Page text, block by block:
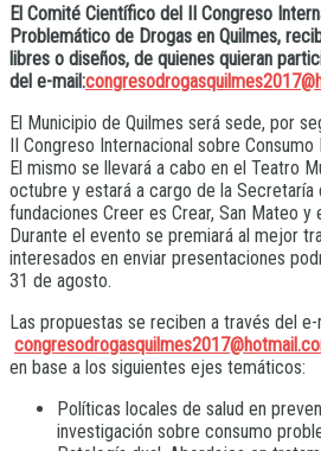
El Comité Científico del II Congreso
Problemático de Drogas en Quilmes,
libres o diseños, de quienes quieran
del e-mail:
El Municipio de Quilmes será sede, por
II Congreso Internacional sobre
El mismo se llevará a cabo en el Teatro
octubre y estará a cargo de la Secretaría
fundaciones Creer es Crear, San Mateo y
Durante el evento se premiará al mejor
interesados en enviar presentaciones
31 de agosto.
Las propuestas se reciben a través del e-
en base a los siguientes ejes temáticos:
Políticas locales de salud en
investigación sobre consumo